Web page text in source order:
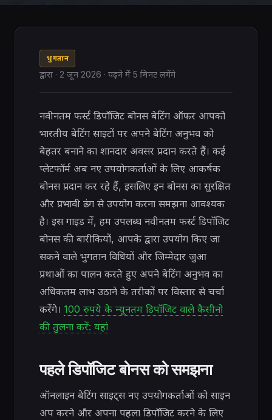
भुगतान
द्वारा · 2 जून 2026 · पढ़ने में 5 मिनट लगेंगे
नवीनतम फर्स्ट डिपॉजिट बोनस बेटिंग ऑफर आपको
भारतीय बेटिंग साइटों पर अपने बेटिंग अनुभव को
बेहतर बनाने का शानदार अवसर प्रदान करते हैं। कई
प्लेटफॉर्म अब नए उपयोगकर्ताओं के लिए आकर्षक
बोनस प्रदान कर रहे हैं, इसलिए इन बोनस का सुरक्षित
और प्रभावी ढंग से उपयोग करना समझना आवश्यक
है। इस गाइड में, हम उपलब्ध नवीनतम फर्स्ट डिपॉजिट
बोनस की बारीकियों, आपके द्वारा उपयोग किए जा
सकने वाले भुगतान विधियों और जिम्मेदार जुआ
प्रथाओं का पालन करते हुए अपने बेटिंग अनुभव का
अधिकतम लाभ उठाने के तरीकों पर विस्तार से चर्चा
करेंगे। 100 रुपये के न्यूनतम डिपॉजिट वाले कैसीनो
की तुलना करें: यहां
पहले डिपॉजिट बोनस को समझना
ऑनलाइन बेटिंग साइट्स नए उपयोगकर्ताओं को साइन
अप करने और अपना पहला डिपॉजिट करने के लिए